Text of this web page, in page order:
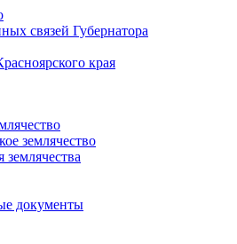
землячество
землячества
документы